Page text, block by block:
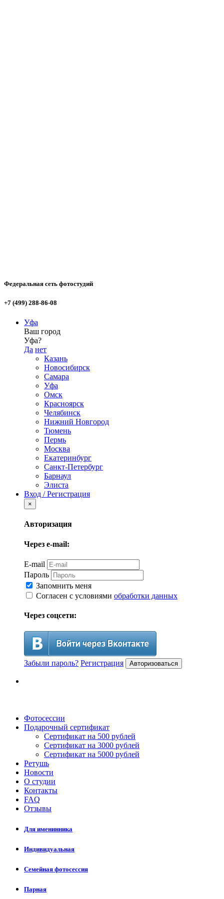
Федеральная сеть фотостудий
+7 (499) 288-86-08
Уфа
Ваш город
Уфа?
Да нет
Казань
Новосибирск
Самара
Уфа
Омск
Красноярск
Челябинск
Нижний Новгород
Тюмень
Пермь
Москва
Екатеринбург
Санкт-Петербург
Барнаул
Элиста
Вход / Регистрация
×
Авторизация
Через e-mail:
E-mail
Пароль
Запомнить меня
Согласен с условиями обработки данных
Через соцсети:
Забыли пароль? Регистрация Авторизоваться
Фотосессии
Подарочный сертификат
Сертификат на 500 рублей
Сертификат на 3000 рублей
Сертификат на 5000 рублей
Ретушь
Новости
О студии
Контакты
FAQ
Отзывы
Для именинника
Индивидуальная
Семейная фотосессия
Парная